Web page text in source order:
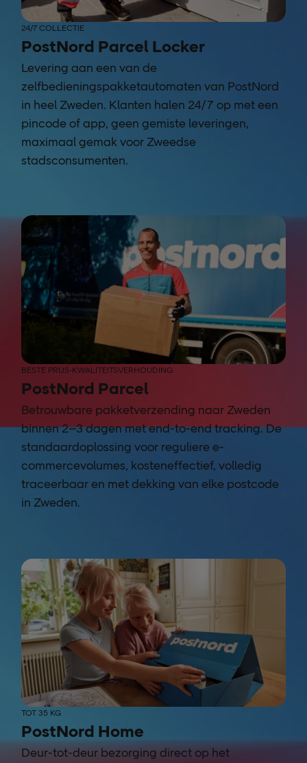
24/7 COLLECTIE
PostNord Parcel Locker
Levering aan een van de
zelfbedieningspakketautomaten van PostNord
in heel Zweden. Klanten halen 24/7 op met een
pincode of app, geen gemiste leveringen,
maximaal gemak voor Zweedse
stadsconsumenten.
BESTE PRIJS-KWALITEITSVERHOUDING
PostNord Parcel
Betrouwbare pakketverzending naar Zweden
binnen 2–3 dagen met end-to-end tracking. De
standaardoplossing voor reguliere e-
commercevolumes, kosteneffectief, volledig
traceerbaar en met dekking van elke postcode
in Zweden.
TOT 35 KG
PostNord Home
Deur-tot-deur bezorging direct op het